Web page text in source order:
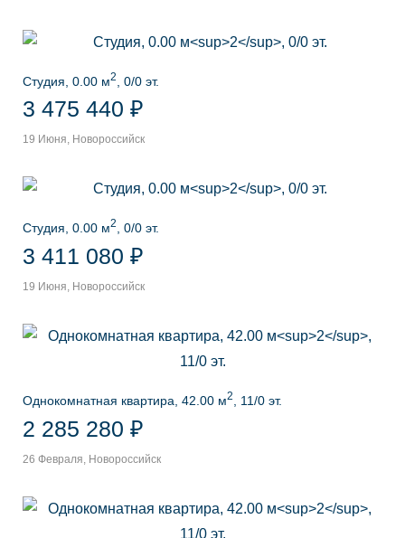
Студия, 0.00 м2 , 0/0 эт.
3 475 440 ₽
19 Июня, Новороссийск
Студия, 0.00 м2 , 0/0 эт.
3 411 080 ₽
19 Июня, Новороссийск
Однокомнатная квартира, 42.00 м2 , 11/0 эт.
2 285 280 ₽
26 Февраля, Новороссийск